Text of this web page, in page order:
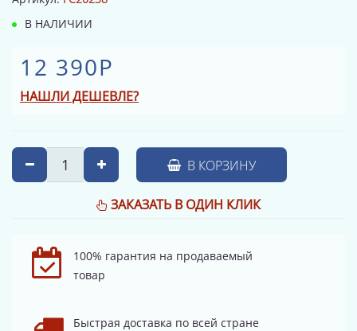
В НАЛИЧИИ
12 390Р
НАШЛИ ДЕШЕВЛЕ?
В КОРЗИНУ
ЗАКАЗАТЬ В ОДИН КЛИК
100% гарантия на продаваемый
товар
Быстрая доставка по всей стране